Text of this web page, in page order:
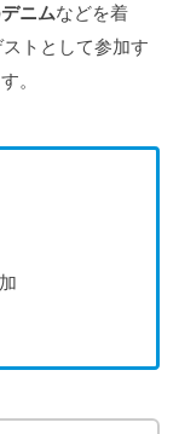
デニムなどを着
トとして参加す
。